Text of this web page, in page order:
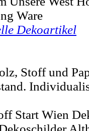
Ware
Dekoartikel
Stoff und
Start Wien